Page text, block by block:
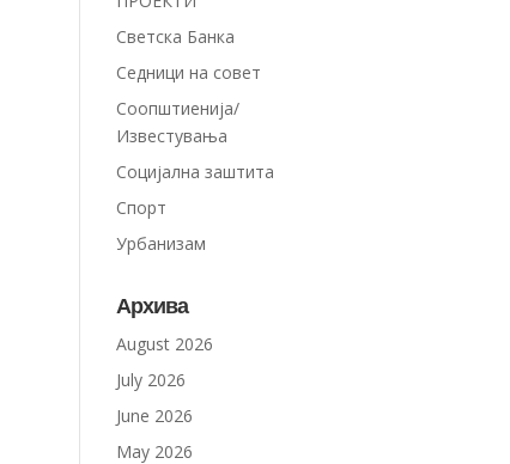
Светска Банка
Седници на совет
Соопштиенија/
Известувања
Социјална заштита
Спорт
Урбанизам
Архива
August 2026
July 2026
June 2026
May 2026